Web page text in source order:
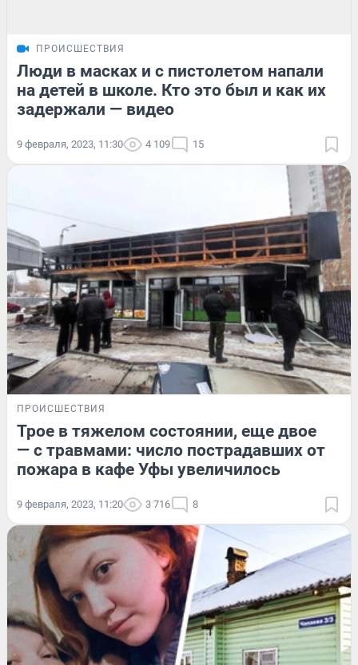
ПРОИСШЕСТВИЯ
Люди в масках и с пистолетом напали
на детей в школе. Кто это был и как их
задержали — видео
9 февраля, 2023, 11:30 4 109 15
ПРОИСШЕСТВИЯ
Трое в тяжелом состоянии, еще двое
— с травмами: число пострадавших от
пожара в кафе Уфы увеличилось
9 февраля, 2023, 11:20 3 716 8